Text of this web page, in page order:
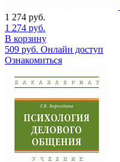
1 274 руб.
1 274 руб.
В корзину
509 руб. Онлайн доступ
Ознакомиться